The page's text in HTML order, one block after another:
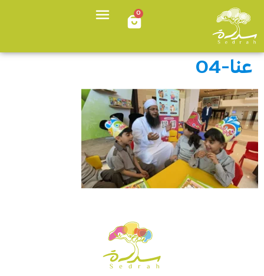
0
عنا-04